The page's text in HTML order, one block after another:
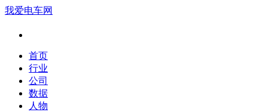
我爱电车网
首页
行业
公司
数据
人物